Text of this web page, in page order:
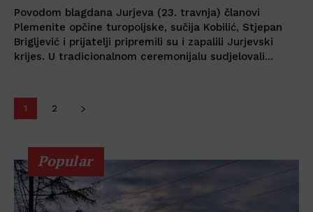
Povodom blagdana Jurjeva (23. travnja) članovi
Plemenite opčine turopoljske, sučija Kobilić, Stjepan
Brigljević i prijatelji pripremili su i zapalili Jurjevski
krijes. U tradicionalnom ceremonijalu sudjelovali...
1 2
Popular